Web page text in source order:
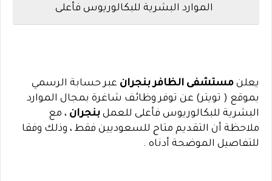
الموارد البشرية للبكالوريوس فأعلى
يعلن مستشفى الظافر بنجران عبر حسابة الرسمي
بموقع ( تويتر) عن توفر وظائف شاغرة بمجال الموارد
البشرية للبكالوريوس فأعلى للعمل بنجران ، مع
ملاحظة أن التقديم متاح للسعوديين فقط ، وذلك وفقا
للتفاصيل الموضحة أدناه .